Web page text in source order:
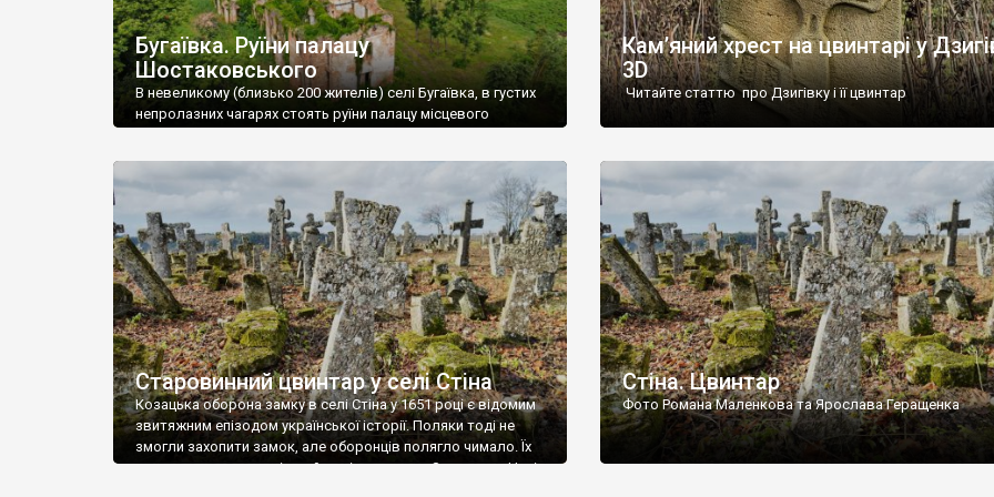
Бугаївка. Руїни палацу
Шостаковського
В невеликому (близько 200 жителів) селі Бугаївка, в густих
непролазних чагарях стоять руїни палацу місцевого
потім клуб, ще пізніше – гуртожиток. У 60-х роках минулого
століття тут розмістили туберкульозну лікарню. Коли із
палацу виїхала лікарня – ми точно не […]
Кам’яний хрест на цвинтарі у
3D
Читайте статтю про Дзигівку і її цвинтар
Старовинний цвинтар у селі Стіна
Козацька оборона замку в селі Стіна у 1651 році є відомим
звитяжним епізодом української історії. Поляки тоді не
змогли захопити замок, але оборонців полягло чимало. Їх
поховали на цвинтарі, який тоді називався Замковим. Нині
Стіна. Цвинтар
Фото Романа Маленкова та Ярослава Геращенка